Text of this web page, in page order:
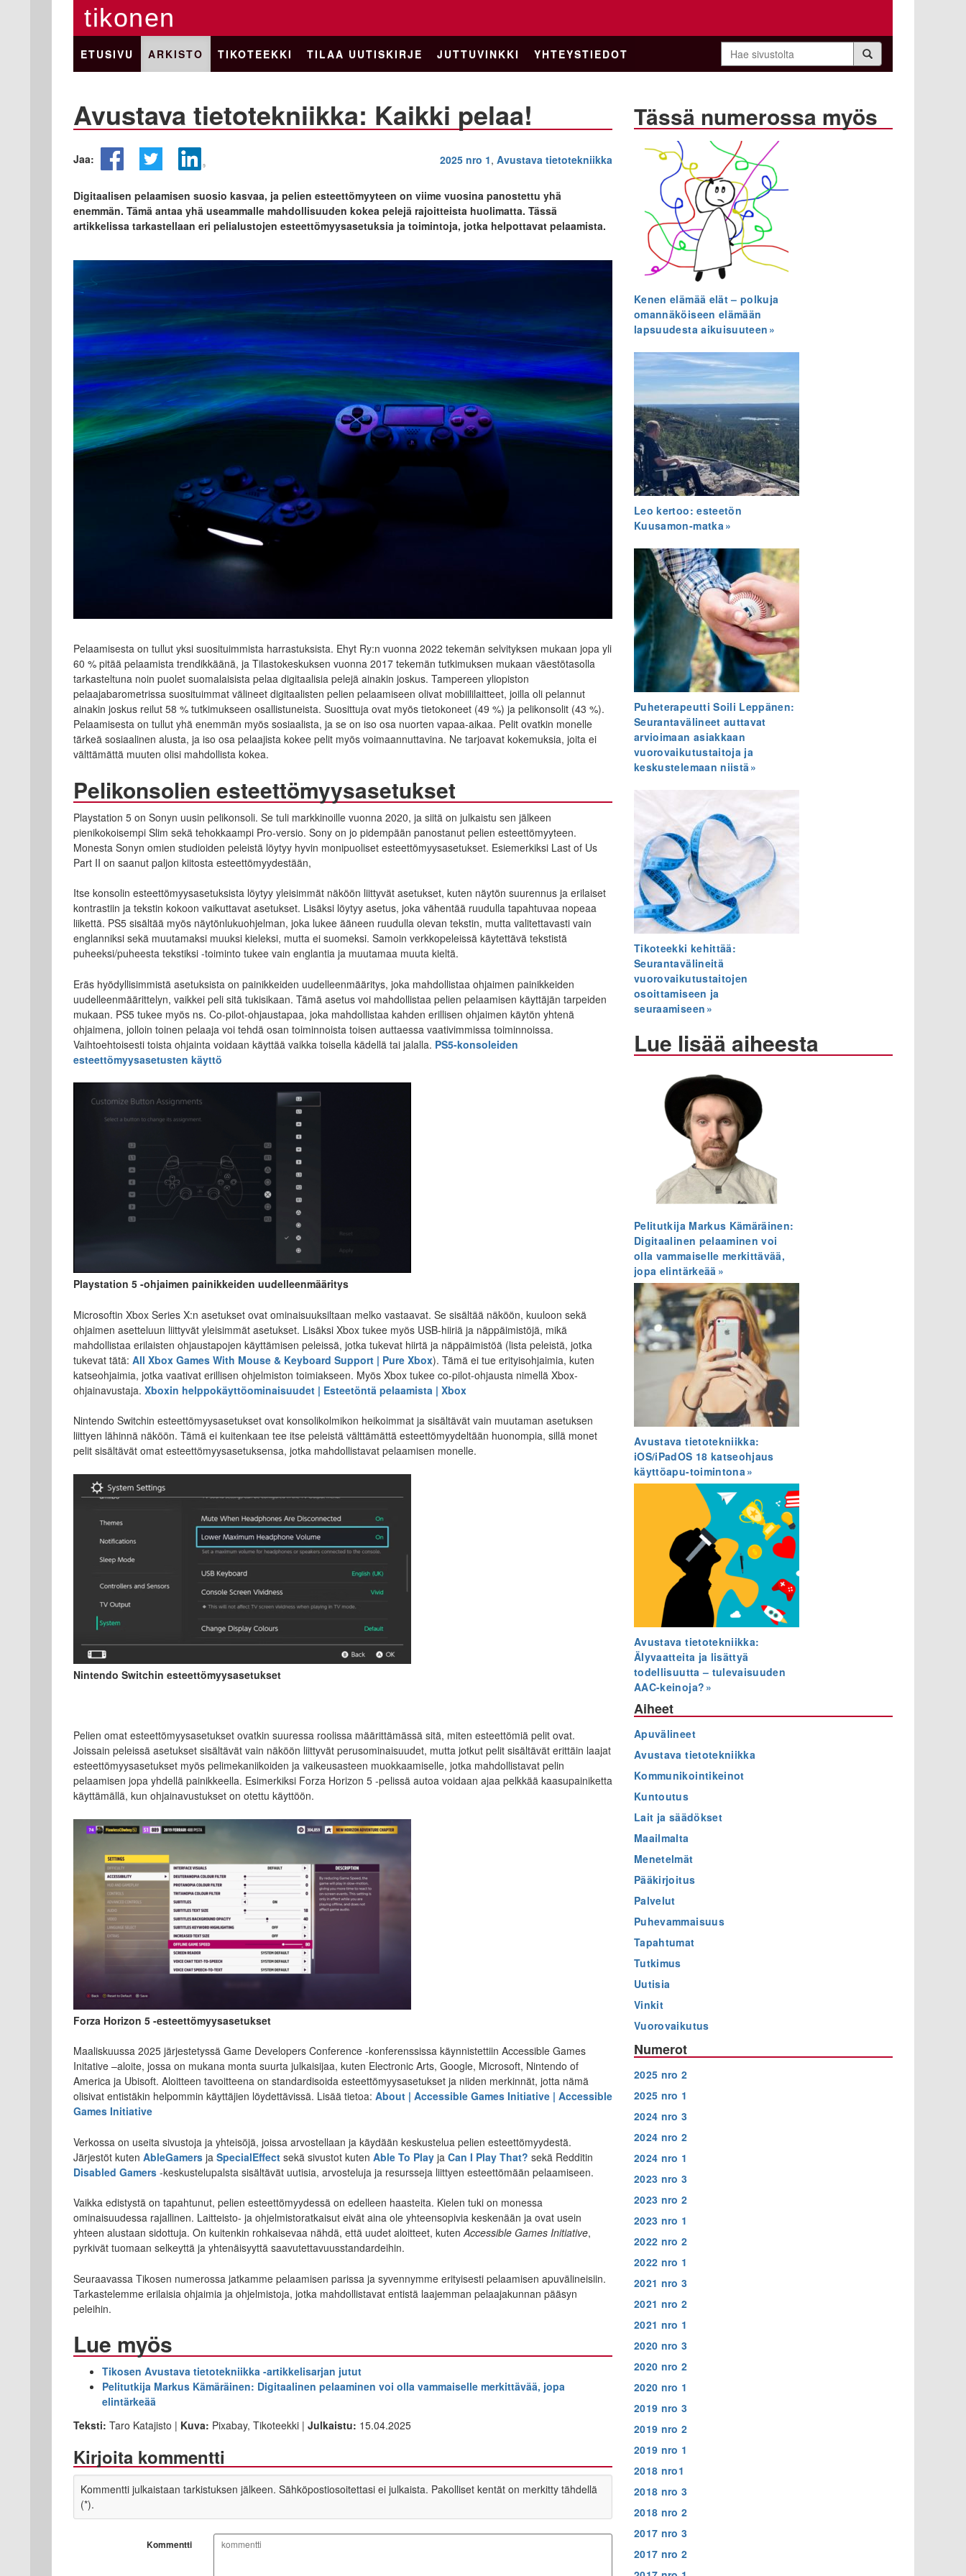
tikonen
ETUSIVU ARKISTO TIKOTEEKKI TILAA UUTISKIRJE JUTTUVINKKI YHTEYSTIEDOT
Hae
sivustolta
Avustava tietotekniikka: Kaikki pelaa!
Jaa: 2025 nro 1, Avustava tietotekniikka
Digitaalisen pelaamisen suosio kasvaa, ja pelien esteettömyyteen on viime vuosina panostettu yhä
enemmän. Tämä antaa yhä useammalle mahdollisuuden kokea pelejä rajoitteista huolimatta. Tässä
artikkelissa tarkastellaan eri pelialustojen esteettömyysasetuksia ja toimintoja, jotka helpottavat pelaamista.
Pelaamisesta on tullut yksi suosituimmista harrastuksista. Ehyt Ry:n vuonna 2022 tekemän selvityksen mukaan jopa yli
60 % pitää pelaamista trendikkäänä, ja Tilastokeskuksen vuonna 2017 tekemän tutkimuksen mukaan väestötasolla
tarkasteltuna noin puolet suomalaisista pelaa digitaalisia pelejä ainakin joskus. Tampereen yliopiston
pelaajabarometrissa suosituimmat välineet digitaalisten pelien pelaamiseen olivat mobiililaitteet, joilla oli pelannut
ainakin joskus reilut 58 % tutkimukseen osallistuneista. Suosittuja ovat myös tietokoneet (49 %) ja pelikonsolit (43 %).
Pelaamisesta on tullut yhä enemmän myös sosiaalista, ja se on iso osa nuorten vapaa-aikaa. Pelit ovatkin monelle
tärkeä sosiaalinen alusta, ja iso osa pelaajista kokee pelit myös voimaannuttavina. Ne tarjoavat kokemuksia, joita ei
välttämättä muuten olisi mahdollista kokea.
Pelikonsolien esteettömyysasetukset
Playstation 5 on Sonyn uusin pelikonsoli. Se tuli markkinoille vuonna 2020, ja siitä on julkaistu sen jälkeen
pienikokoisempi Slim sekä tehokkaampi Pro-versio. Sony on jo pidempään panostanut pelien esteettömyyteen.
Monesta Sonyn omien studioiden peleistä löytyy hyvin monipuoliset esteettömyysasetukset. Esiemerkiksi Last of Us
Part II on saanut paljon kiitosta esteettömyydestään,
Itse konsolin esteettömyysasetuksista löytyy yleisimmät näköön liittyvät asetukset, kuten näytön suurennus ja erilaiset
kontrastiin ja tekstin kokoon vaikuttavat asetukset. Lisäksi löytyy asetus, joka vähentää ruudulla tapahtuvaa nopeaa
liikettä. PS5 sisältää myös näytönlukuohjelman, joka lukee ääneen ruudulla olevan tekstin, mutta valitettavasti vain
englanniksi sekä muutamaksi muuksi kieleksi, mutta ei suomeksi. Samoin verkkopeleissä käytettävä tekstistä
puheeksi/puheesta tekstiksi -toiminto tukee vain englantia ja muutamaa muuta kieltä.
Eräs hyödyllisimmistä asetuksista on painikkeiden uudelleenmääritys, joka mahdollistaa ohjaimen painikkeiden
uudelleenmäärittelyn, vaikkei peli sitä tukisikaan. Tämä asetus voi mahdollistaa pelien pelaamisen käyttäjän tarpeiden
mukaan. PS5 tukee myös ns. Co-pilot-ohjaustapaa, joka mahdollistaa kahden erillisen ohjaimen käytön yhtenä
ohjaimena, jolloin toinen pelaaja voi tehdä osan toiminnoista toisen auttaessa vaativimmissa toiminnoissa.
Vaihtoehtoisesti toista ohjainta voidaan käyttää vaikka toisella kädellä tai jalalla. PS5-konsoleiden
esteettömyysasetusten käyttö
Playstation 5 -ohjaimen painikkeiden uudelleenmääritys
Microsoftin Xbox Series X:n asetukset ovat ominaisuuksiltaan melko vastaavat. Se sisältää näköön, kuuloon sekä
ohjaimen asetteluun liittyvät yleisimmät asetukset. Lisäksi Xbox tukee myös USB-hiiriä ja näppäimistöjä, mikä
mahdollistaa erilaisten ohjaustapojen käyttämisen peleissä, jotka tukevat hiirtä ja näppäimistöä (lista peleistä, jotka
tukevat tätä: All Xbox Games With Mouse & Keyboard Support | Pure Xbox). Tämä ei tue erityisohjaimia, kuten
katseohjaimia, jotka vaativat erillisen ohjelmiston toimiakseen. Myös Xbox tukee co-pilot-ohjausta nimellä Xbox-
ohjainavustaja. Xboxin helppokäyttöominaisuudet | Esteetöntä pelaamista | Xbox
Nintendo Switchin esteettömyysasetukset ovat konsolikolmikon heikoimmat ja sisältävät vain muutaman asetuksen
liittyen lähinnä näköön. Tämä ei kuitenkaan tee itse peleistä välttämättä esteettömyydeltään huonompia, sillä monet
pelit sisältävät omat esteettömyysasetuksensa, jotka mahdollistavat pelaamisen monelle.
Nintendo Switchin esteettömyysasetukset
Pelien omat esteettömyysasetukset ovatkin suuressa roolissa määrittämässä sitä, miten esteettömiä pelit ovat.
Joissain peleissä asetukset sisältävät vain näköön liittyvät perusominaisuudet, mutta jotkut pelit sisältävät erittäin laajat
esteettömyysasetukset myös pelimekaniikoiden ja vaikeusasteen muokkaamiselle, jotka mahdollistavat pelin
pelaamisen jopa yhdellä painikkeella. Esimerkiksi Forza Horizon 5 -pelissä autoa voidaan ajaa pelkkää kaasupainiketta
käyttämällä, kun ohjainavustukset on otettu käyttöön.
Forza Horizon 5 -esteettömyysasetukset
Maaliskuussa 2025 järjestetyssä Game Developers Conference -konferenssissa käynnistettiin Accessible Games
Initative –aloite, jossa on mukana monta suurta julkaisijaa, kuten Electronic Arts, Google, Microsoft, Nintendo of
America ja Ubisoft. Aloitteen tavoitteena on standardisoida esteettömyysasetukset ja niiden merkinnät, jotta nämä
olisivat entistäkin helpommin käyttäjien löydettävissä. Lisää tietoa: About | Accessible Games Initiative | Accessible
Games Initiative
Verkossa on useita sivustoja ja yhteisöjä, joissa arvostellaan ja käydään keskustelua pelien esteettömyydestä.
Järjestöt kuten AbleGamers ja SpecialEffect sekä sivustot kuten Able To Play ja Can I Play That? sekä Redditin
Disabled Gamers -keskustelupalsta sisältävät uutisia, arvosteluja ja resursseja liittyen esteettömään pelaamiseen.
Vaikka edistystä on tapahtunut, pelien esteettömyydessä on edelleen haasteita. Kielen tuki on monessa
ominaisuudessa rajallinen. Laitteisto- ja ohjelmistoratkaisut eivät aina ole yhteensopivia keskenään ja ovat usein
yhteen alustaan sidottuja. On kuitenkin rohkaisevaa nähdä, että uudet aloitteet, kutenAccessible Games Initiative,
pyrkivät tuomaan selkeyttä ja yhtenäisyyttä saavutettavuusstandardeihin.
Seuraavassa Tikosen numerossa jatkamme pelaamisen parissa ja syvennymme erityisesti pelaamisen apuvälineisiin.
Tarkastelemme erilaisia ohjaimia ja ohjelmistoja, jotka mahdollistavat entistä laajemman pelaajakunnan pääsyn
peleihin.
Lue myös
Tikosen Avustava tietotekniikka -artikkelisarjan jutut
Pelitutkija Markus Kämäräinen: Digitaalinen pelaaminen voi olla vammaiselle merkittävää, jopa
elintärkeää
Teksti: Taro Katajisto | Kuva: Pixabay, Tikoteekki | Julkaistu: 15.04.2025
Kirjoita kommentti
Kommentti julkaistaan tarkistuksen jälkeen. Sähköpostiosoitettasi ei julkaista. Pakolliset kentät on merkitty tähdellä
(*).
Kommentti
Tässä numerossa myös
Kenen elämää elät – polkuja
omannäköiseen elämään
lapsuudesta aikuisuuteen
Leo kertoo: esteetön
Kuusamon-matka
Puheterapeutti Soili Leppänen:
Seurantavälineet auttavat
arvioimaan asiakkaan
vuorovaikutustaitoja ja
keskustelemaan niistä
Tikoteekki kehittää:
Seurantavälineitä
vuorovaikutustaitojen
osoittamiseen ja
seuraamiseen
Lue lisää aiheesta
Pelitutkija Markus Kämäräinen:
Digitaalinen pelaaminen voi
olla vammaiselle merkittävää,
jopa elintärkeää
Avustava tietotekniikka:
iOS/iPadOS 18 katseohjaus
käyttöapu-toimintona
Avustava tietotekniikka:
Älyvaatteita ja lisättyä
todellisuutta – tulevaisuuden
AAC-keinoja?
Aiheet
Apuvälineet
Avustava tietotekniikka
Kommunikointikeinot
Kuntoutus
Lait ja säädökset
Maailmalta
Menetelmät
Pääkirjoitus
Palvelut
Puhevammaisuus
Tapahtumat
Tutkimus
Uutisia
Vinkit
Vuorovaikutus
Numerot
2025 nro 2
2025 nro 1
2024 nro 3
2024 nro 2
2024 nro 1
2023 nro 3
2023 nro 2
2023 nro 1
2022 nro 2
2022 nro 1
2021 nro 3
2021 nro 2
2021 nro 1
2020 nro 3
2020 nro 2
2020 nro 1
2019 nro 3
2019 nro 2
2019 nro 1
2018 nro1
2018 nro 3
2018 nro 2
2017 nro 3
2017 nro 2